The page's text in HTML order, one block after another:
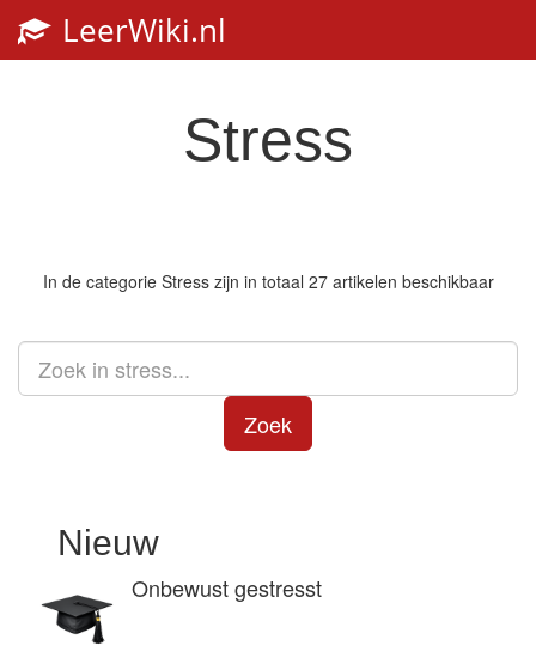
LeerWiki.nl
Stress
In de categorie Stresszijn in totaal 27 artikelen beschikbaar
Zoek
Nieuw
Onbewust gestresst